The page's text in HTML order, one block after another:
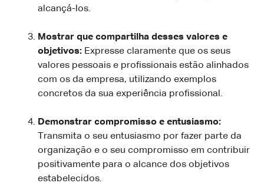
alcançá-los.
Mostrar que compartilha desses valores e
objetivos: Expresse claramente que os seus
valores pessoais e profissionais estão alinhados
com os da empresa, utilizando exemplos
concretos da sua experiência profissional.
Demonstrar compromisso e entusiasmo:
Transmita o seu entusiasmo por fazer parte da
organização e o seu compromisso em contribuir
positivamente para o alcance dos objetivos
estabelecidos.